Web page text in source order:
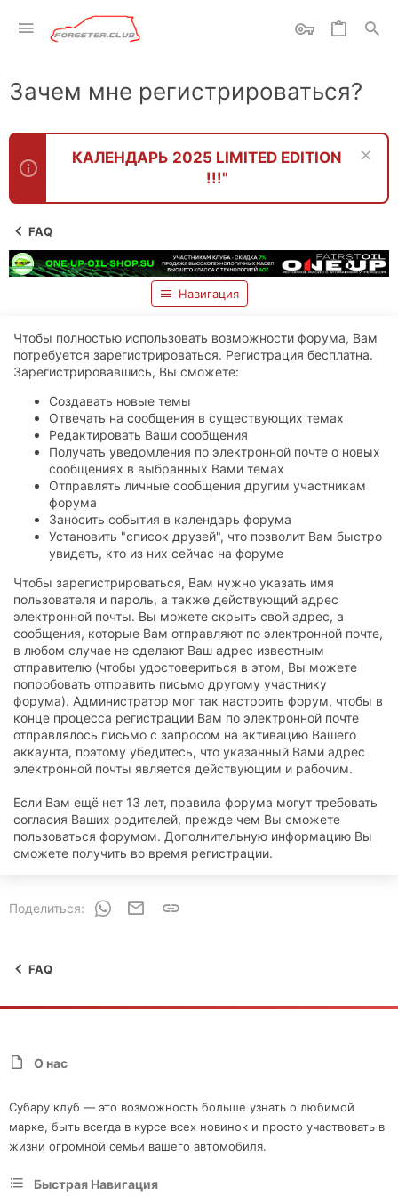
Зачем мне регистрироваться?
КАЛЕНДАРЬ 2025 LIMITED EDITION
!!!"
FAQ
Навигация
Чтобы полностью использовать возможности форума, Вам
потребуется зарегистрироваться. Регистрация бесплатна.
Зарегистрировавшись, Вы сможете:
Создавать новые темы
Отвечать на сообщения в существующих темах
Редактировать Ваши сообщения
Получать уведомления по электронной почте о новых
сообщениях в выбранных Вами темах
Отправлять личные сообщения другим участникам
форума
Заносить события в календарь форума
Установить "список друзей", что позволит Вам быстро
увидеть, кто из них сейчас на форуме
Чтобы зарегистрироваться, Вам нужно указать имя
пользователя и пароль, а также действующий адрес
электронной почты. Вы можете скрыть свой адрес, а
сообщения, которые Вам отправляют по электронной почте,
в любом случае не сделают Ваш адрес известным
отправителю (чтобы удостовериться в этом, Вы можете
попробовать отправить письмо другому участнику
форума). Администратор мог так настроить форум, чтобы в
конце процесса регистрации Вам по электронной почте
отправлялось письмо с запросом на активацию Вашего
аккаунта, поэтому убедитесь, что указанный Вами адрес
электронной почты является действующим и рабочим.
Если Вам ещё нет 13 лет, правила форума могут требовать
согласия Ваших родителей, прежде чем Вы сможете
пользоваться форумом. Дополнительную информацию Вы
сможете получить во время регистрации.
Поделиться: WhatsAppЭлектронная почта
FAQ
О нас
Субару клуб — это возможность больше узнать о любимой
марке, быть всегда в курсе всех новинок и просто участвовать в
жизни огромной семьи вашего автомобиля.
Быстрая Навигация